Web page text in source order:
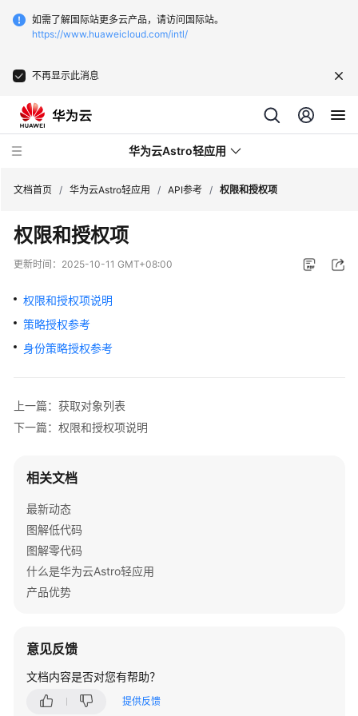
如需了解国际站更多云产品，请访问国际站。
https://www.huaweicloud.com/intl/
不再显示此消息
华为云Astro轻应用
最
新
态
产
品
计
费
明
快
速
入
用
南
（低
代
码）
文档首页 / 华为云Astro轻应用 / API参考 / 权限和授权项
权限和授权项
更新时间： 2025-10-11 GMT+08:00
权限和授权项说明
策略授权参考
身份策略授权参考
上一篇：获取对象列表
下一篇：权限和授权项说明
相关文档
最新动态
图解低代码
图解零代码
什么是华为云Astro轻应用
产品优势
意见反馈
文档内容是否对您有帮助？
提供反馈